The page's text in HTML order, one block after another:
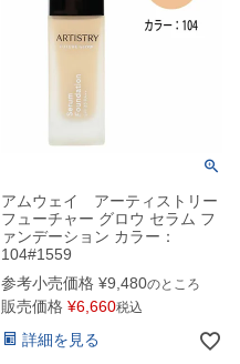
アムウェイ アーティストリー
フューチャー グロウ セラム フ
ァンデーション カラー：
104#1559
参考小売価格 ¥9,480のところ
販売価格 ¥6,660税込
詳細を見る